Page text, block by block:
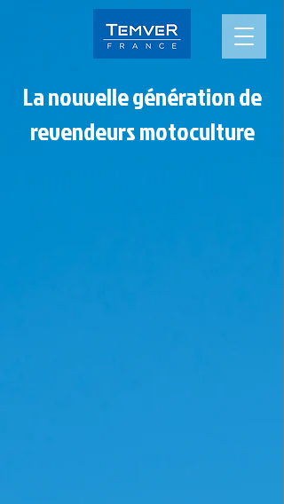
La nouvelle génération de
revendeurs motoculture